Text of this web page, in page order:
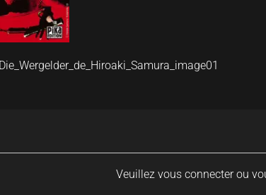
Veuillez vous connecter ou